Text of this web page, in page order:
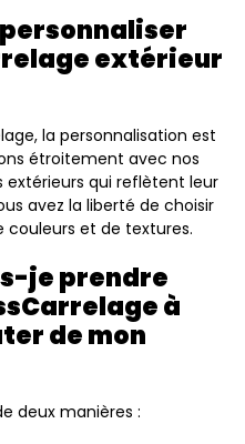
extérieur
la personnalisation est
étroitement avec nos
extérieurs qui reflètent leur
avez la liberté de choisir
couleurs et de textures.
je prendre
à
de mon
deux manières :